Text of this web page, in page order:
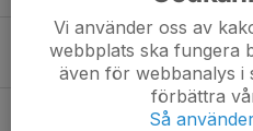
Intensivkurs i
4 aug, 12:31
Funktionärer till
Vi använder oss av
webbplats ska fungera
även för webbanalys i
förbättra
Så